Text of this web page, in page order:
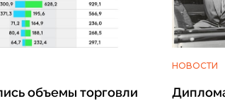
объемы торговли
НОВОСТИ